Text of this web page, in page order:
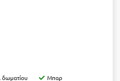
δωματίου
Μπαρ